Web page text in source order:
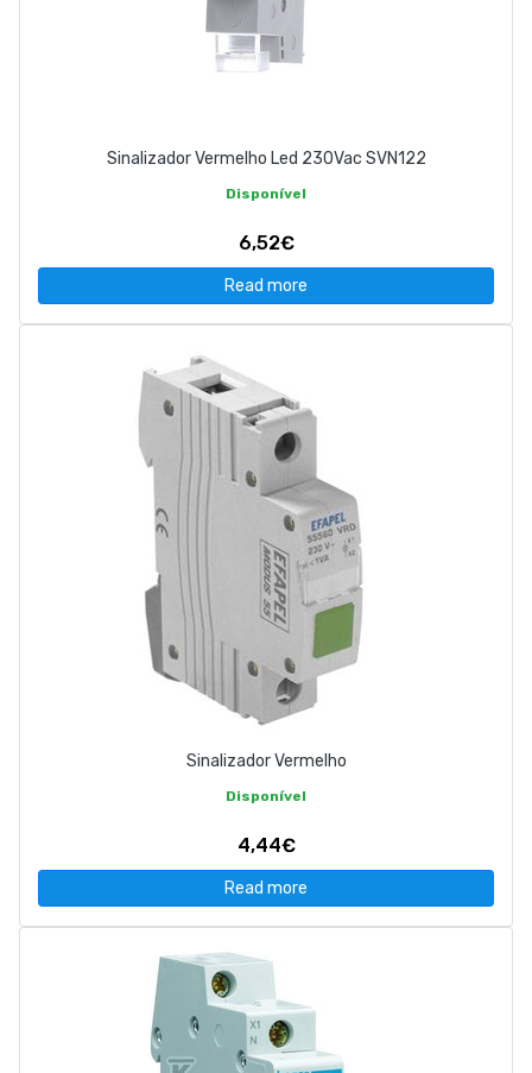
Sinalizador Vermelho Led 230Vac SVN122
Disponível
6,52€
Read more
Sinalizador Vermelho
Disponível
4,44€
Read more